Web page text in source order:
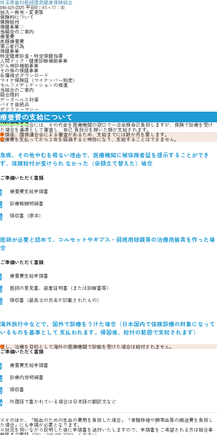
埼玉県歯科医師国民健康保険組合
048-829-2325 平日8：45～17：30
加入・喪失・変更等
保険料について
保険給付
保健事業
当組合のご案内
加入・喪失・変更等
保険料について
保険給付
傷病手当
出産・葬祭
療養給付
療養費
高額療養費
第三者行為
保健事業
特定健康診査・特定保健指導
人間ドック・健康診断補助事業
がん検診補助事業
その他の保健事業
各種様式ダウンロード
マイナ保険証（マイナンバー制度）
セルフメディケーションの推進
当組合のご案内
組合規約
データヘルス計画
バイオ後続品
ポリファーマシー
療養費
療養費の支給について
次のような場合には、その代金を医療機関の窓口で一旦全額自己負担しますが、保険で診療を受け
た場合を基準として審査し、自己 負担分を除いた額が支給されます。
申請後、国保連合会による審査があるため、支給までには数か月を要します。
医療費を支払ってから２年を経過すると時効になり、支給することはできません。
急病、その他やむを得ない理由で、医療機関に被保険者証を提示することができ
ず、保険給付が受けられ なかった（全額立て替えた）場合
ご準備いただく書類
療養費支給申請書
診療報酬明細書
領収書（原本）
医師が必要と認めて、コルセットやギプス・弱視用眼鏡等の治療用装具を作った場
合
ご準備いただく書類
療養費支給申請書
医師の意見書、装着証明書（または診断書等）
領収書（装具士の氏名が記載されたもの）
海外旅行中などで、国外で診療をうけた場合（日本国内で保険診療の対象になって
いるものを基準として 支払われます。帰国後、給付の範囲で支給されます）
但し、治療を目的として海外の医療機関で診察を受けた場合は給付されません。
ご準備いただく書類
療養費支給申請書
診療内容明細書
領収書
外国語で書かれている場合は日本語の翻訳文など
※そのほか、「輸血のための生血の費用を負担した場合」「骨髄移植や臍帯血等の搬送費を負担し
た場合」にも申請が必要となります。
※状況を伺いながら説明した後に申請書を送付いたしますので、申請書をご希望される方は組合事